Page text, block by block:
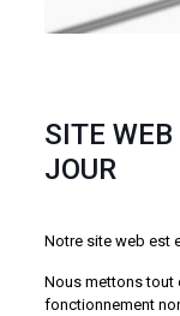
SITE
JOUR
Notre site web est
Nous mettons tout
fonctionnement